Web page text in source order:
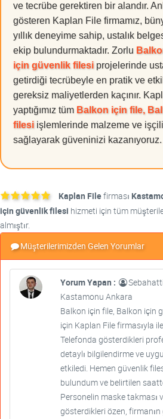
ve tecrübe gerektiren bir alandır.
gösteren Kaplan File firmamız,
yıllık deneyime sahip, ustalık
ekip bulundurmaktadır. Zorlu
için güvenlik filesi projelerinde
getirdiği tecrübeyle en pratik ve
gereksiz maliyetlerden kaçınır.
yaptığımız tüm Balkon için file,
filesi işlemlerinde malzeme ve
sağlayarak güveninizi kazanıyoruz.
Kaplan Filefirması
için güvenlik filesi hizmeti için tüm
almıştır.
Müşterilerimizden Gelen Yorumlar
Yorum Yapan :
Kastamonu Ankara
Balkon için file, Balkon için
için Kaplan File firmasıyla
Telefonda gösterdikleri
detaylı bilgilendirme ve
etkiledi. Hemen güvenlik
bulundum ve belirtilen
Personelin maske takması
gösterdikleri özen,